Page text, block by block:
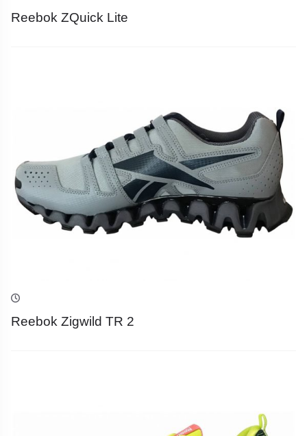
Reebok ZQuick Lite
Reebok Zigwild TR 2